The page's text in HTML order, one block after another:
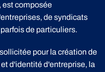
est composée
de syndicats
de particuliers.
pour la création de
d'identité d'entreprise, la